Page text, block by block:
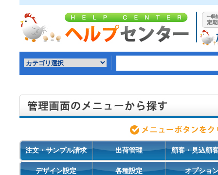
注文・サンプル請求 出荷管理 顧客・見込顧
デザイン設定 各種設定 オプショ